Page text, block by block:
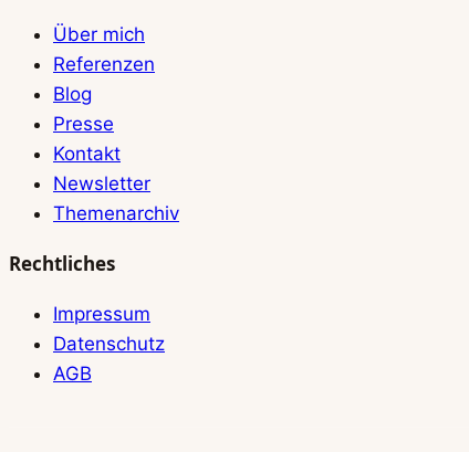
Über mich
Referenzen
Blog
Presse
Kontakt
Newsletter
Themenarchiv
Rechtliches
Impressum
Datenschutz
AGB